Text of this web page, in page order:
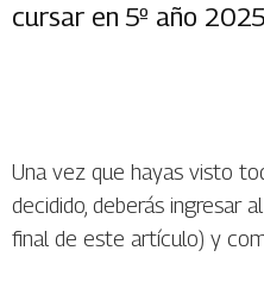
cursar en 5º año
Una vez que hayas visto
decidido, deberás ingresar
final de este artículo) y